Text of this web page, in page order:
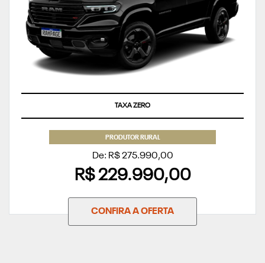
TAXA ZERO
PRODUTOR RURAL
De: R$ 275.990,00
R$ 229.990,00
CONFIRA A OFERTA